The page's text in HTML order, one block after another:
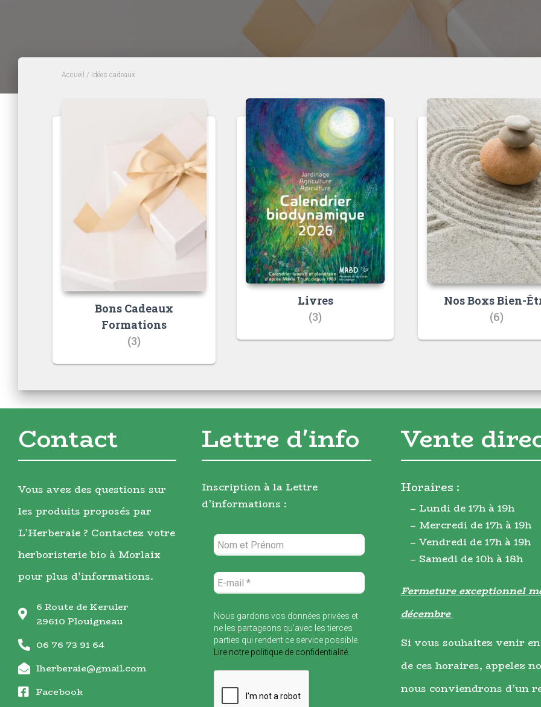
Accueil / Idées cadeaux
Bons Cadeaux
Formations
(3)
Livres
(3)
Nos Boxs Bien-
(6)
Contact
Vous avez des questions sur
les produits proposés par
L’Herberaie ? Contactez votre
herboristerie bio à Morlaix
pour plus d’informations.
6 Route de Keruler
29610 Plouigneau
06 76 73 91 64
lherberaie@gmail.com
Facebook
Lettre d'info
Inscription à la Lettre
d’informations :
Nous gardons vos données privées et
ne les partageons qu’avec les tierces
parties qui rendent ce service possible.
Lire notre politique de confidentialité.
Vente
Horaires :
– Lundi de 17h à 19h
– Mercredi de 17h à 19h
– Vendredi de 17h à 19h
– Samedi de 10h à 18h
Fermeture exceptionnel
décembre
Si vous souhaitez venir
de ces horaires, appelez
nous conviendrons d’un